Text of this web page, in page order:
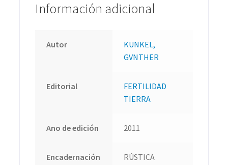
Información adicional
Autor
KUNKEL,
GVNTHER
Editorial
FERTILIDAD
TIERRA
Ano de edición 2011
Encadernación RÚSTICA